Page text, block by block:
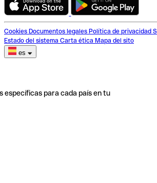
Cookies Documentos legales Política de privacidad
Estado del sistema Carta ética Mapa del sito
es
específicas para cada país en tu